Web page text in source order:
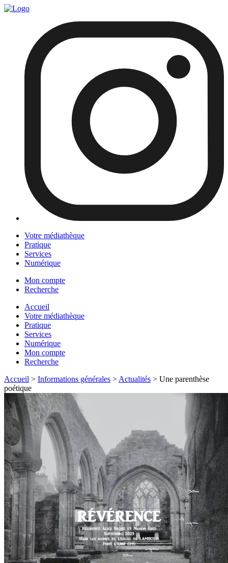
Votre médiathèque
Pratique
Services
Numérique
Mon compte
Recherche
Accueil
Votre médiathèque
Pratique
Services
Numérique
Mon compte
Recherche
Accueil > Informations générales > Actualités > Une parenthèse
poétique